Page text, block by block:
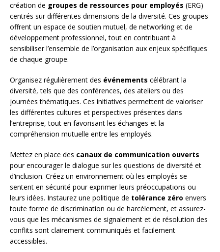
création de groupes de ressources pour employés (ERG)
centrés sur différentes dimensions de la diversité. Ces groupes
offrent un espace de soutien mutuel, de networking et de
développement professionnel, tout en contribuant à
sensibiliser l’ensemble de l’organisation aux enjeux spécifiques
de chaque groupe.
Organisez régulièrement des événements célébrant la
diversité, tels que des conférences, des ateliers ou des
journées thématiques. Ces initiatives permettent de valoriser
les différentes cultures et perspectives présentes dans
l’entreprise, tout en favorisant les échanges et la
compréhension mutuelle entre les employés.
Mettez en place des canaux de communication ouverts
pour encourager le dialogue sur les questions de diversité et
d’inclusion. Créez un environnement où les employés se
sentent en sécurité pour exprimer leurs préoccupations ou
leurs idées. Instaurez une politique de tolérance zéro envers
toute forme de discrimination ou de harcèlement, et assurez-
vous que les mécanismes de signalement et de résolution des
conflits sont clairement communiqués et facilement
accessibles.